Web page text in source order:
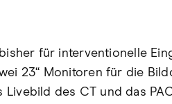
für interventionelle
23‘‘ Monitoren für die
des CT und das